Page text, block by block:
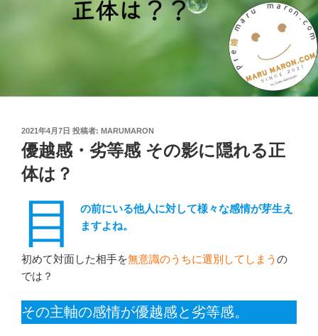
投
稿
日:
2021年4月7日 投稿者: MARUMARON
優越感・劣等感 その影に隠れる正
体は？
目
の前にいる他人に対して様々な感情が芽生え
ますよね。
初めて対面した相手を無意識のうちに選別してしまう の
では？
その主軸の感情が優越感と劣等感。